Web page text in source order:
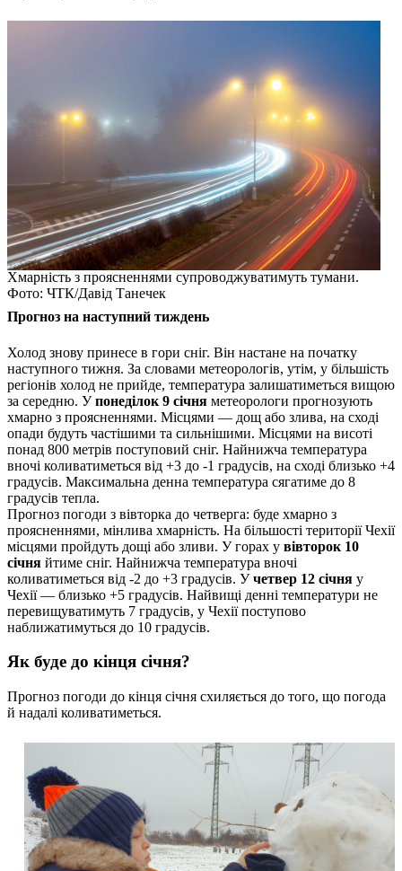
Хмарність з проясненнями супроводжуватимуть тумани.
Фото: ЧТК/Давід Танечек
Прогноз на наступний тиждень
Холод знову принесе в гори сніг. Він настане на початку
наступного тижня. За словами метеорологів, утім, у більшість
регіонів холод не прийде, температура залишатиметься вищою
за середню. Упонеділок 9 січня метеорологи прогнозують
хмарно з проясненнями. Місцями — дощ або злива, на сході
опади будуть частішими та сильнішими. Місцями на висоті
понад 800 метрів поступовий сніг. Найнижча температура
вночі коливатиметься від +3 до -1 градусів, на сході близько +4
градусів. Максимальна денна температура сягатиме до 8
градусів тепла.
Прогноз погоди з вівторка до четверга: буде хмарно з
проясненнями, мінлива хмарність. На більшості території Чехії
місцями пройдуть дощі або зливи. У горах у вівторок 10
січня йтиме сніг. Найнижча температура вночі
коливатиметься від -2 до +3 градусів. Учетвер 12 січня у
Чехії — близько +5 градусів. Найвищі денні температури не
перевищуватимуть 7 градусів, у Чехії поступово
наближатимуться до 10 градусів.
Як буде до кінця січня?
Прогноз погоди до кінця січня схиляється до того, що погода
й надалі коливатиметься.